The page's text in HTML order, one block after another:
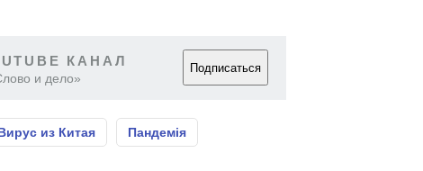
КАНАЛ
и дело»
Подписаться
из Китая Пандемія